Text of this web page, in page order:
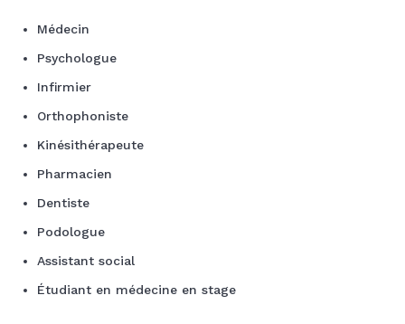
Médecin
Psychologue
Infirmier
Orthophoniste
Kinésithérapeute
Pharmacien
Dentiste
Podologue
Assistant social
Étudiant en médecine en stage